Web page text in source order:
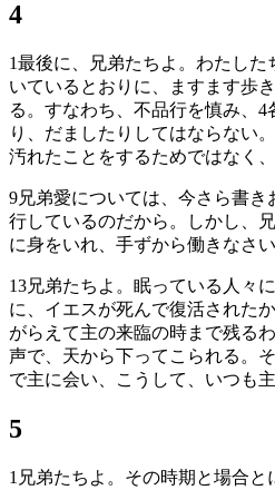
4
1最後に、兄弟たちよ。わたし
いているとおりに、ますます歩き
る。すなわち、不品行を慎み、 4
り、だましたりしてはならない
汚れたことをするためではなく
9兄弟愛については、今さら書
行しているのだから。しかし、
に身をいれ、手ずから働きなさい
13兄弟たちよ。眠っている人々
に、イエスが死んで復活された
がらえて主の来臨の時まで残る
声で、天から下ってこられる。
で主に会い、こうして、いつも
5
1 兄弟たちよ。その時期と場合と